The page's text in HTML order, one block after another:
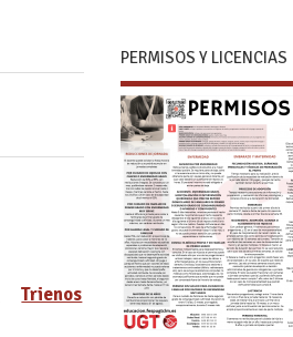
Trienos
PERMISOS Y LICENCIAS